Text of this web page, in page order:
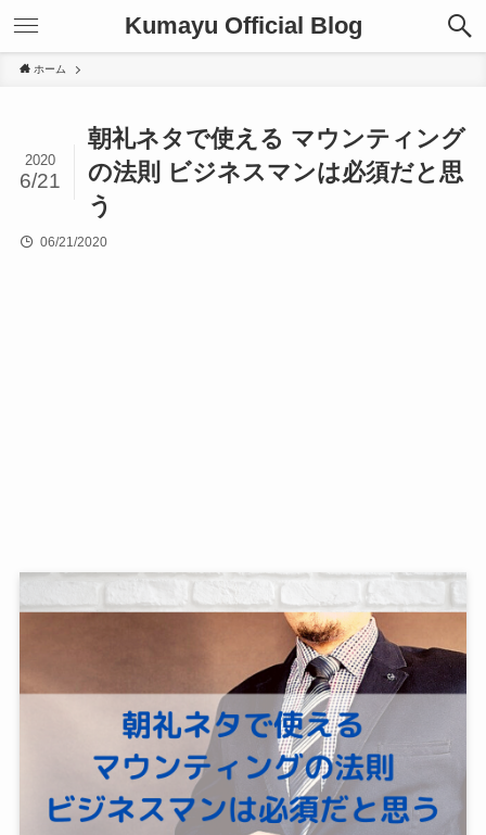
Kumayu Official Blog
ホーム
朝礼ネタで使える マウンティング
の法則 ビジネスマンは必須だと思
う
2020
6/21
06/21/2020